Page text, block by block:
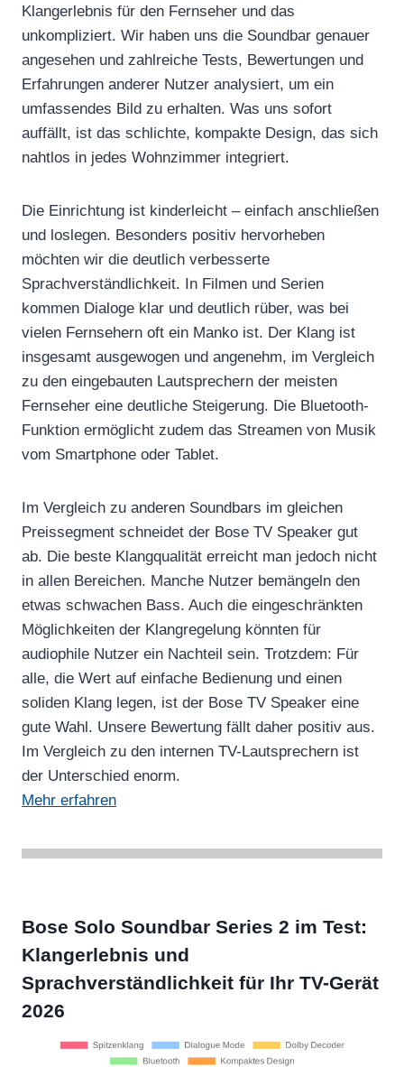
Klangerlebnis für den Fernseher und das
unkompliziert. Wir haben uns die Soundbar genauer
angesehen und zahlreiche Tests, Bewertungen und
Erfahrungen anderer Nutzer analysiert, um ein
umfassendes Bild zu erhalten. Was uns sofort
auffällt, ist das schlichte, kompakte Design, das sich
nahtlos in jedes Wohnzimmer integriert.
Die Einrichtung ist kinderleicht – einfach anschließen
und loslegen. Besonders positiv hervorheben
möchten wir die deutlich verbesserte
Sprachverständlichkeit. In Filmen und Serien
kommen Dialoge klar und deutlich rüber, was bei
vielen Fernsehern oft ein Manko ist. Der Klang ist
insgesamt ausgewogen und angenehm, im Vergleich
zu den eingebauten Lautsprechern der meisten
Fernseher eine deutliche Steigerung. Die Bluetooth-
Funktion ermöglicht zudem das Streamen von Musik
vom Smartphone oder Tablet.
Im Vergleich zu anderen Soundbars im gleichen
Preissegment schneidet der Bose TV Speaker gut
ab. Die beste Klangqualität erreicht man jedoch nicht
in allen Bereichen. Manche Nutzer bemängeln den
etwas schwachen Bass. Auch die eingeschränkten
Möglichkeiten der Klangregelung könnten für
audiophile Nutzer ein Nachteil sein. Trotzdem: Für
alle, die Wert auf einfache Bedienung und einen
soliden Klang legen, ist der Bose TV Speaker eine
gute Wahl. Unsere Bewertung fällt daher positiv aus.
Im Vergleich zu den internen TV-Lautsprechern ist
der Unterschied enorm.
Mehr erfahren
Bose Solo Soundbar Series 2 im Test:
Klangerlebnis und
Sprachverständlichkeit für Ihr TV-Gerät
2026